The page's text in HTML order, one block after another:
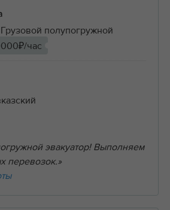
полупогружной
час
эвакуатор! Выполняем
перевозок.»